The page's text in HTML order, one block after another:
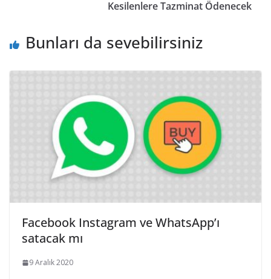
Kesilenlere Tazminat Ödenecek
Bunları da sevebilirsiniz
Facebook Instagram ve WhatsApp’ı
satacak mı
9 Aralık 2020